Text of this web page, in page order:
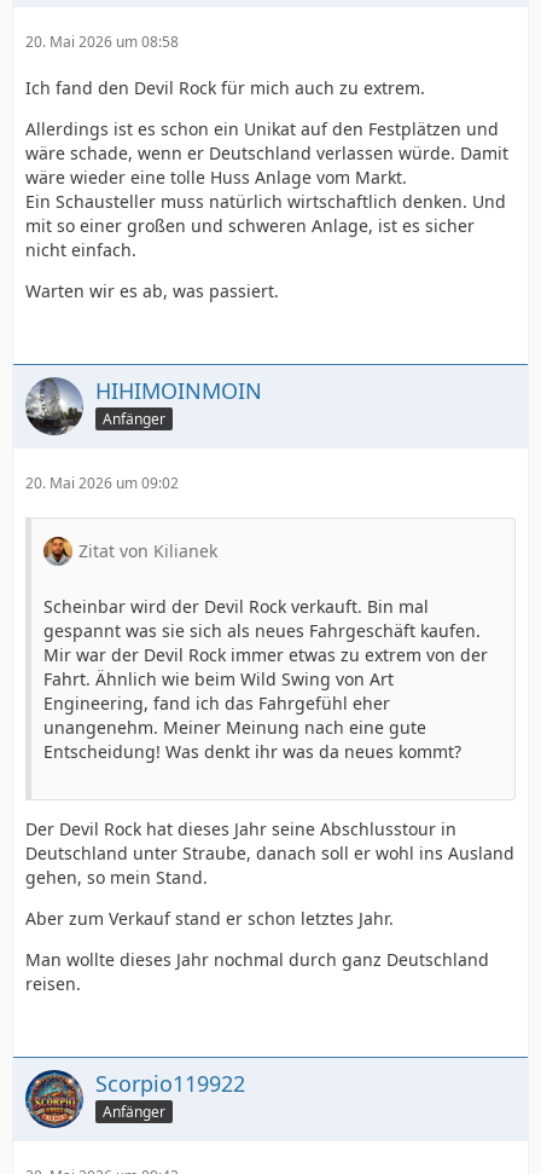
20. Mai 2026 um 08:58
Ich fand den Devil Rock für mich auch zu extrem.
Allerdings ist es schon ein Unikat auf den Festplätzen und
wäre schade, wenn er Deutschland verlassen würde. Damit
wäre wieder eine tolle Huss Anlage vom Markt.
Ein Schausteller muss natürlich wirtschaftlich denken. Und
mit so einer großen und schweren Anlage, ist es sicher
nicht einfach.
Warten wir es ab, was passiert.
HIHIMOINMOIN
Anfänger
20. Mai 2026 um 09:02
Zitat von Kilianek
Scheinbar wird der Devil Rock verkauft. Bin mal
gespannt was sie sich als neues Fahrgeschäft kaufen.
Mir war der Devil Rock immer etwas zu extrem von der
Fahrt. Ähnlich wie beim Wild Swing von Art
Engineering, fand ich das Fahrgefühl eher
unangenehm. Meiner Meinung nach eine gute
Entscheidung! Was denkt ihr was da neues kommt?
Der Devil Rock hat dieses Jahr seine Abschlusstour in
Deutschland unter Straube, danach soll er wohl ins Ausland
gehen, so mein Stand.
Aber zum Verkauf stand er schon letztes Jahr.
Man wollte dieses Jahr nochmal durch ganz Deutschland
reisen.
Scorpio119922
Anfänger